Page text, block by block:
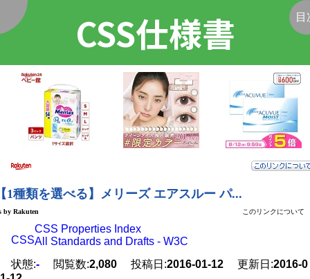
CSS仕様書
CSS
目
状態:- 閲覧数:2,080 投稿日:2016-01-12 更新日:2016-0
CSS Properties Index
All Standards and Drafts - W3C